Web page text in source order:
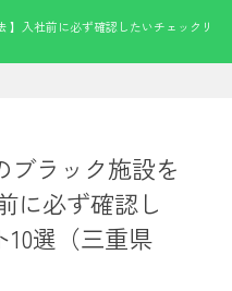
】入社前に必ず確認したいチェックリ
ブラック施設を
に必ず確認し
選（三重県